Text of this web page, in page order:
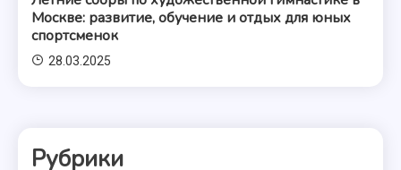
Москве: развитие, обучение и отдых для юных
спортсменок
28.03.2025
Рубрики